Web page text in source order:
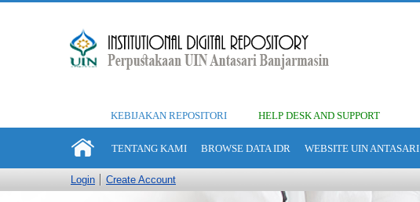
KEBIJAKAN REPOSITORI HELP DESK AND SUPPORT
TENTANG KAMI BROWSE DATA IDR WEBSITE UIN ANTASARI
Login Create Account